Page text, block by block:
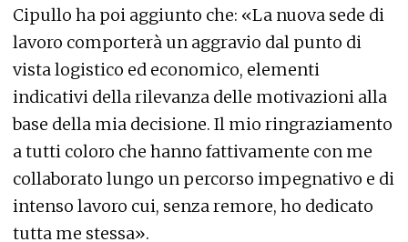
Cipullo ha poi aggiunto che: «La nuova sede di
lavoro comporterà un aggravio dal punto di
vista logistico ed economico, elementi
indicativi della rilevanza delle motivazioni alla
base della mia decisione. Il mio ringraziamento
a tutti coloro che hanno fattivamente con me
collaborato lungo un percorso impegnativo e di
intenso lavoro cui, senza remore, ho dedicato
tutta me stessa».